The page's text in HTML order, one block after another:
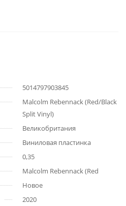
5014797903845
Malcolm Rebennack (Red/Black
Split Vinyl)
Великобритания
Виниловая пластинка
0,35
Malcolm Rebennack (Red
Новое
2020